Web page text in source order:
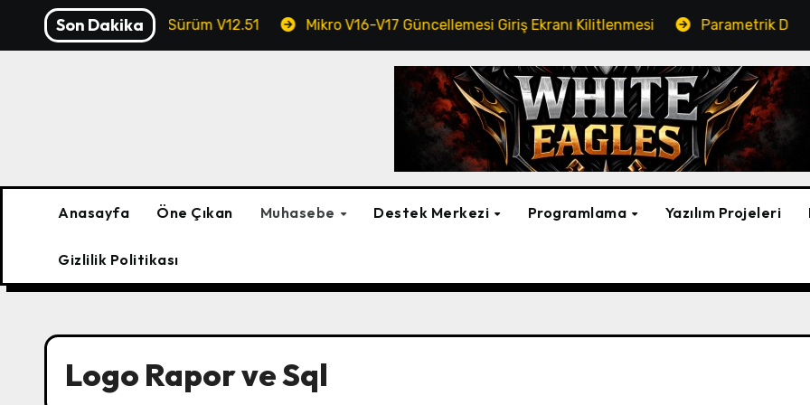
Son Dakika
Profesyonel Sürüm V12.51 Mikro V16-V17 Güncellemesi Giriş Ekranı Kilitlenmesi Parametrik Dosya
Anasayfa Öne Çıkan Muhasebe Destek Merkezi Programlama Yazılım Projeleri
Gizlilik Politikası
Logo Rapor ve Sql